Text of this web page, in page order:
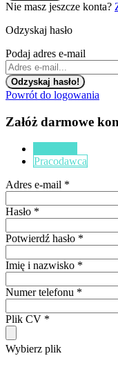
Nie masz jeszcze konta?
Odzyskaj hasło
Podaj adres e-mail
Powrót do logowania
Załóż darmowe
Pracodawca
Adres e-mail *
Hasło *
Potwierdź hasło *
Imię i nazwisko *
Numer telefonu *
Plik CV *
Wybierz plik